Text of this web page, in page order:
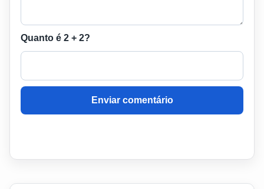
Quanto é 2 + 2?
Enviar comentário